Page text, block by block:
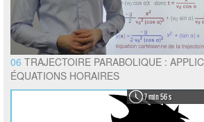
06 TRAJECTOIRE PARABOLIQUE :
ÉQUATIONS HORAIRES
7 min 56 s